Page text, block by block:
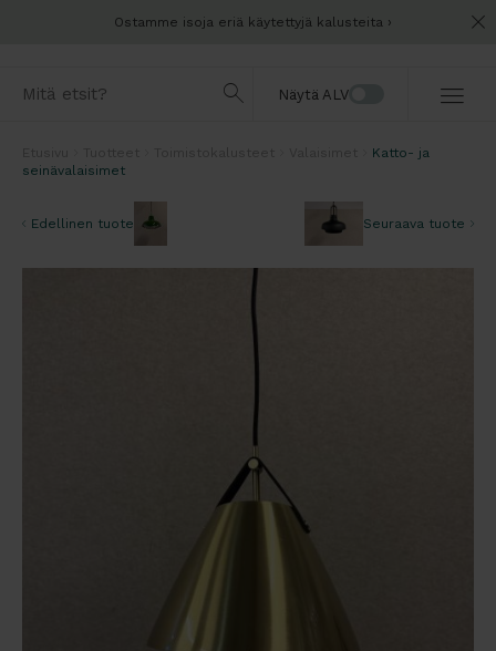
Ostamme isoja eriä käytettyjä kalusteita
Näytä ALV
Katto- ja
seinävalaisimet
Edellinen tuote Seuraava tuote